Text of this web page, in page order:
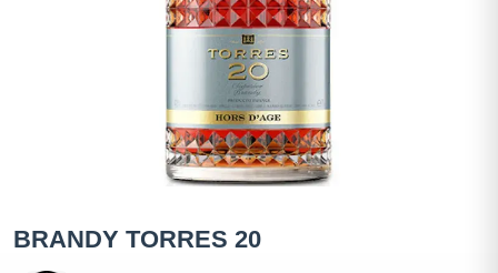
BRANDY TORRES 20